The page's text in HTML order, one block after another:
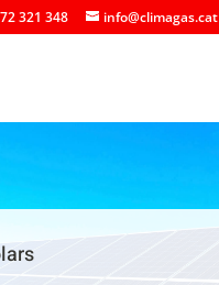
321 348 info@climagas.cat